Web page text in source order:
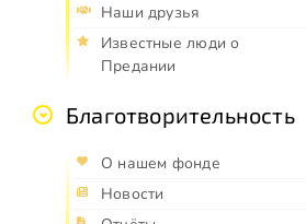
Наши друзья
Известные люди о
Предании
Благотворительность
О нашем фонде
Новости